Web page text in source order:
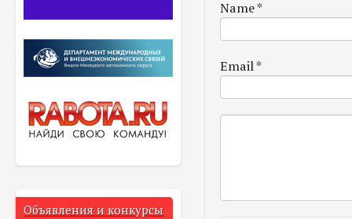
Объявления и конкурсы
Name*
Email*